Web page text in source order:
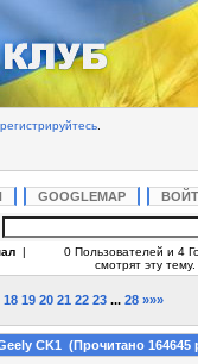
GOOGLEMAP
|
0 Пользователей и 4
смотрят эту тему.
18 19 20 21 22 23 ... 28 »»»
CK1 (Прочитано 164645